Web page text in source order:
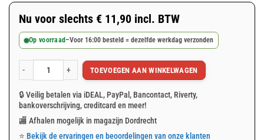
Nu voor slechts € 11,90 incl. BTW
Op voorraad –Voor 16:00 besteld = dezelfde werkdag verzonden
Groen afdekzeil 2x3m 250gr/m² aantalTOEVOEGEN AAN WINKELWAGEN
🔒 Veilig betalen via iDEAL, PayPal, Bancontact, Riverty,
bankoverschrijving, creditcard en meer!
🏬 Afhalen mogelijk in magazijn Dordrecht
⭐ Bekijk de ervaringen en beoordelingen van onze klanten